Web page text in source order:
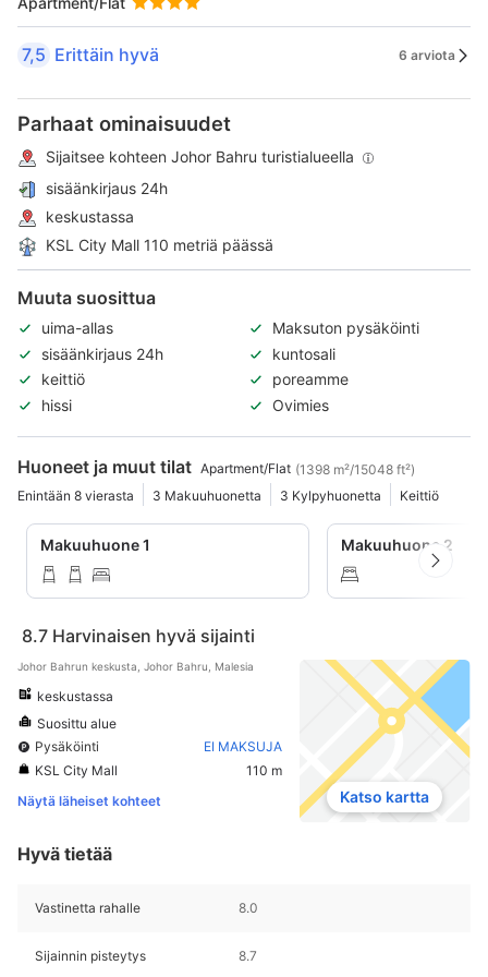
7,5 Erittäin hyvä 6 arviota
Parhaat ominaisuudet
Sijaitsee kohteen Johor Bahru turistialueella
sisäänkirjaus 24h
keskustassa
KSL City Mall 110 metriä päässä
Muuta suosittua
uima-allas
Maksuton pysäköinti
sisäänkirjaus 24h
kuntosali
keittiö
poreamme
hissi
Ovimies
Huoneet ja muut tilat Apartment/Flat (1398 m²/15048 ft²)
Enintään 8 vierasta
3 Makuuhuonetta 3 Kylpyhuonetta Keittiö
Makuuhuone 1 Makuuhuone 2
8.7 Harvinaisen hyvä sijainti
Johor Bahrun keskusta, Johor Bahru, Malesia
keskustassa
Suosittu alue
Pysäköinti
EI MAKSUJA
KSL City Mall
110 m
Näytä läheiset kohteet
Katso kartta
Hyvä tietää
Vastinetta rahalle 8.0
Sijainnin pisteytys 8.7